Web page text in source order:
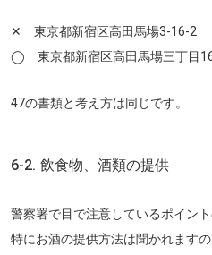
✕ 東京都新宿区高田馬場3-16-2
◯ 東京都新宿区高田馬場三丁目
47の書類と考え方は同じです。
6-2. 飲食物、酒類の提供
警察署で目で注意しているポイント
特にお酒の提供方法は聞かれます